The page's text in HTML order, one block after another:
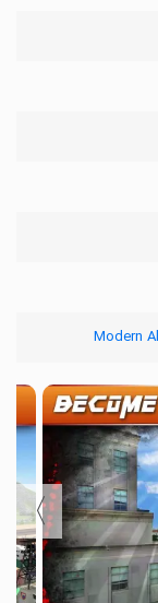
Modern
〉